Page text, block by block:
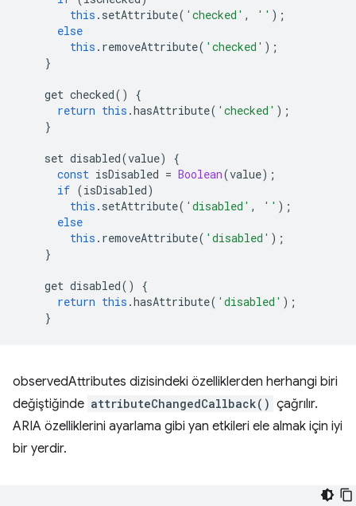
this . setAttribute( 'checked' , '' );
else
this . removeAttribute( 'checked' );
}
get checked()
{
return this .hasAttribute( 'checked' );
}
set disabled(value)
{
const isDisabled = Boolean(value);
if (isDisabled)
this . setAttribute( 'disabled' , '' );
else
this . removeAttribute( 'disabled' );
}
get disabled()
{
return this .hasAttribute( 'disabled' );
}
observedAttributes dizisindeki özelliklerden herhangi biri
değiştiğinde attributeChangedCallback() çağrılır.
ARIA özelliklerini ayarlama gibi yan etkileri ele almak için iyi
bir yerdir.